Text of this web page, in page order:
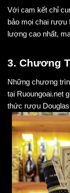
Với cam kết chỉ
bảo mọi chai rượu
lượng cao nhất,
3. Chương
Những chương
tại Ruoungoai.net
thức rượu